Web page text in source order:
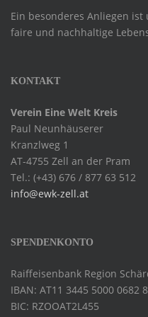
Ein besonderes Anliegen
faire und nachhaltige
KONTAKT
Verein Eine Welt Kreis
Paul Neunhäuserer
Kranzlweg 1
AT-4755 Zell an der Pram
Tel.: (+43) 676 / 877 63 512
info@ewk-zell.at
SPENDENKONTO
Raiffeisenbank Region
IBAN: AT11 3445 5000 0682
BIC: RZOOAT2L455